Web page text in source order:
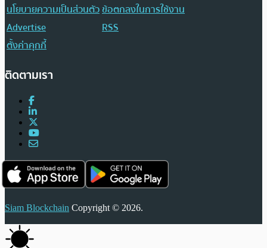
นโยบายความเป็นส่วนตัวข้อตกลงในการใช้งาน
Advertise
RSS
ตั้งค่าคุกกี้
ติดตามเรา
Siam Blockchain Copyright © 2026.